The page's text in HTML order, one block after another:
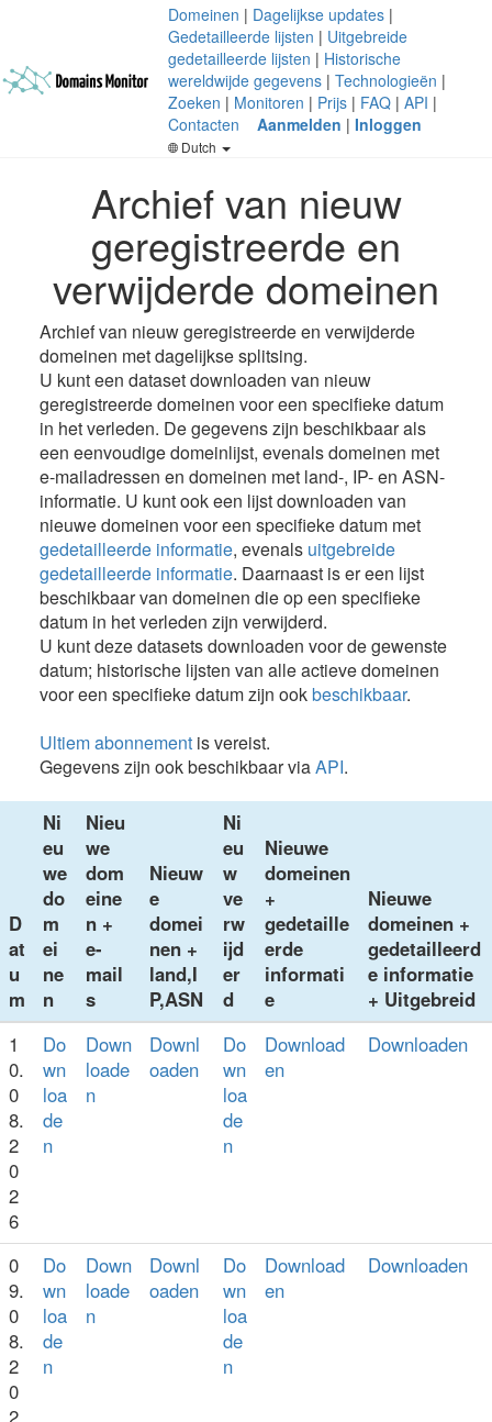
Domeinen | Dagelijkse updates |
Gedetailleerde lijsten | Uitgebreide
gedetailleerde lijsten | Historische
wereldwijde gegevens | Technologieën |
Zoeken | Monitoren | Prijs | FAQ | API |
Contacten
Aanmelden | Inloggen
Dutch
Archief van nieuw
geregistreerde en
verwijderde domeinen
Archief van nieuw geregistreerde en verwijderde
domeinen met dagelijkse splitsing.
U kunt een dataset downloaden van nieuw
geregistreerde domeinen voor een specifieke datum
in het verleden. De gegevens zijn beschikbaar als
een eenvoudige domeinlijst, evenals domeinen met
e-mailadressen en domeinen met land-, IP- en ASN-
informatie. U kunt ook een lijst downloaden van
nieuwe domeinen voor een specifieke datum met
gedetailleerde informatie, evenals uitgebreide
gedetailleerde informatie. Daarnaast is er een lijst
beschikbaar van domeinen die op een specifieke
datum in het verleden zijn verwijderd.
U kunt deze datasets downloaden voor de gewenste
datum; historische lijsten van alle actieve domeinen
voor een specifieke datum zijn ookbeschikbaar.
Ultiem abonnementis vereist.
Gegevens zijn ook beschikbaar viaAPI.
D
at
u
m
Ni
eu
we
do
m
ei
ne
n
Nieu
we
dom
eine
n +
e-
mail
s
Nieuw
e
domei
nen +
land,I
P,ASN
Ni
eu
w
ve
rw
ijd
er
d
Nieuwe
domeinen
+
gedetaille
erde
informati
e
Nieuwe
domeinen +
gedetailleerd
e informatie
+ Uitgebreid
1
0.
0
8.
2
0
2
6
Do
wn
loa
de
n
Down
loade
n
Downl
oaden
Do
wn
loa
de
n
Download
en
Downloaden
0
9.
0
8.
2
0
2
Do
wn
loa
de
n
Down
loade
n
Downl
oaden
Do
wn
loa
de
n
Download
en
Downloaden